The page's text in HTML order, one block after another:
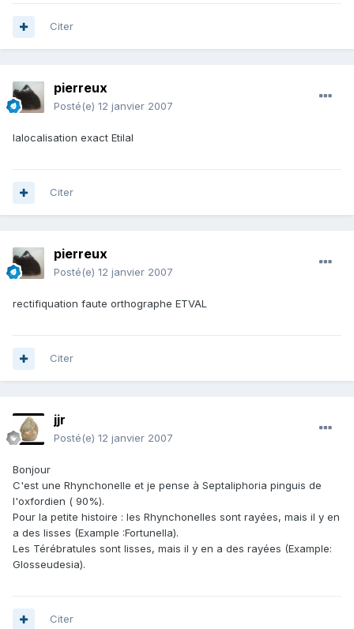
Citer
pierreux
Posté(e) 12 janvier 2007
lalocalisation exact Etilal
Citer
pierreux
Posté(e) 12 janvier 2007
rectifiquation faute orthographe ETVAL
Citer
jjr
Posté(e) 12 janvier 2007
Bonjour
C'est une Rhynchonelle et je pense à Septaliphoria pinguis de
l'oxfordien ( 90%).
Pour la petite histoire : les Rhynchonelles sont rayées, mais il y en
a des lisses (Example :Fortunella).
Les Térébratules sont lisses, mais il y en a des rayées (Example:
Glosseudesia).
Citer